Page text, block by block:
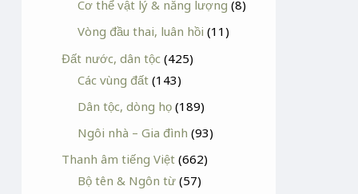
Cơ thể vật lý & năng lượng (8)
Vòng đầu thai, luân hồi (11)
Đất nước, dân tộc (425)
Các vùng đất (143)
Dân tộc, dòng họ (189)
Ngôi nhà – Gia đình (93)
Thanh âm tiếng Việt (662)
Bộ tên & Ngôn từ (57)